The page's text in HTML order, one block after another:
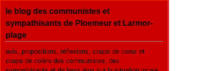
le blog des communistes et
sympathisants de Ploemeur et Larmor-
plage
avis, propositions, réflexions, coups de coeur et
coups de colère des communistes, des